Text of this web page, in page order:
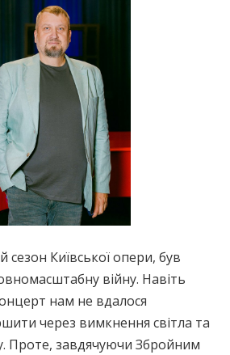
Київської опери, був
війну. Навіть
нам не вдалося
через вимкнення світла та
Проте, завдячуючи Збройним